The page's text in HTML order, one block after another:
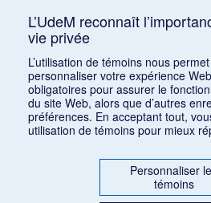
L’UdeM reconnaît
vie privée
L’utilisation de témoins nous
personnaliser votre expérience
obligatoires pour assurer le
du site Web, alors que d’autres
préférences. En acceptant tout,
utilisation de témoins pour mieux
Personnaliser
témoins